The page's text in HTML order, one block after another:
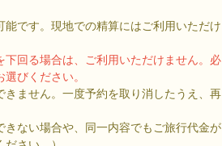
能です。現地での精算にはご利用いただけ
下回る場合は、ご利用いただけません。必
びください。
きません。一度予約を取り消したうえ、再
きない場合や、同一内容でもご旅行代金が